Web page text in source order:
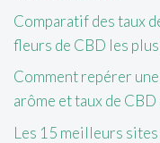
Comparatif des taux
fleurs de CBD les
Comment repérer
arôme et taux de
Les 15 meilleurs